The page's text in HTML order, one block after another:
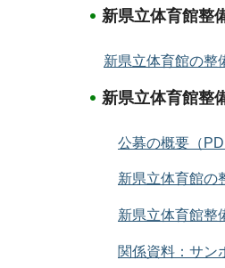
新県立体育館整
新県立体育館の整
新県立体育館整
公募の概要（
新県立体育館の
新県立体育館整
関係資料：サン